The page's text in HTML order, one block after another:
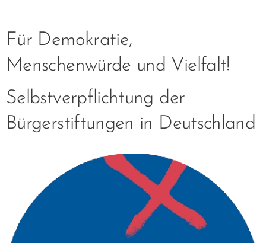
Für Demokratie,
Menschenwürde und Vielfalt!
Selbstverpflichtung der
Bürgerstiftungen in Deutschland